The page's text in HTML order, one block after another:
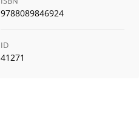
9788089846924
ID
41271